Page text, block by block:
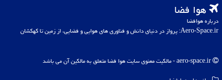
هوا فضا
درباره هوافضا
Aero-Space.ir: پرواز در دنیای دانش و فناوری های هوایی و فضایی، از زمین تا کهکشان